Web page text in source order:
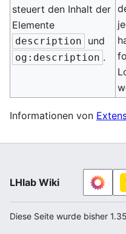
steuert den Inhalt der
Elemente
description und
og:description .
Informationen von
LHlab Wiki
Diese Seite wurde bisher